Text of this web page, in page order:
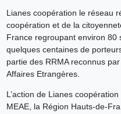
Lianes coopération le réseau
coopération et de la
France regroupant environ
quelques centaines de
partie des RRMA reconnus
Affaires Etrangères.
L’action de Lianes
MEAE, la Région Hauts-de-